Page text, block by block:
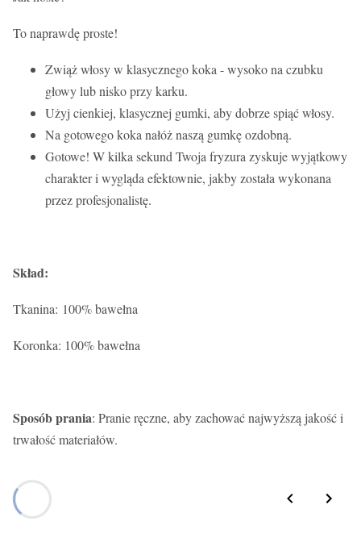
To naprawdę proste!
Zwiąż włosy w klasycznego koka - wysoko na czubku
głowy lub nisko przy karku.
Użyj cienkiej, klasycznej gumki, aby dobrze spiąć włosy.
Na gotowego koka nałóż naszą gumkę ozdobną.
Gotowe! W kilka sekund Twoja fryzura zyskuje wyjątkowy
charakter i wygląda efektownie, jakby została wykonana
przez profesjonalistę.
Skład:
Tkanina: 100% bawełna
Koronka: 100% bawełna
Sposób prania: Pranie ręczne, aby zachować najwyższą jakość i
trwałość materiałów.